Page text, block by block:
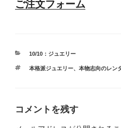
ご注文フォーム
カ
ゴ
10/10：ジュエリー
タ
本格派ジュエリー、 本物志向のレン
コメントを残す